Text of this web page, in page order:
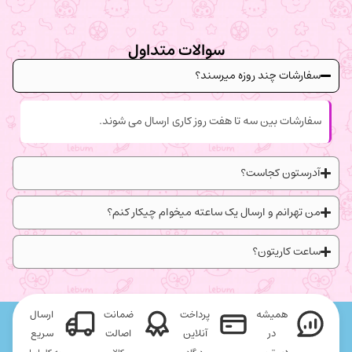
سوالات متداول
سفارشات چند روزه میرسند؟
سفارشات بین سه تا هفت روز کاری ارسال می شوند.
آدرستون کجاست؟
من تهرانم و ارسال یک ساعته میخوام چیکار کنم؟
ساعت کاریتون؟
همیشه
در
پرداخت
آنلاین
ضمانت
اصالت
ارسال
سریع